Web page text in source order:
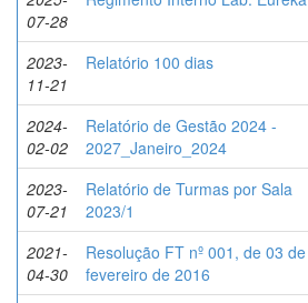
07-28
2023-
11-21
Relatório 100 dias
2024-
02-02
Relatório de Gestão 2024 -
2027_Janeiro_2024
2023-
07-21
Relatório de Turmas por Sala
2023/1
2021-
04-30
Resolução FT nº 001, de 03 de
fevereiro de 2016